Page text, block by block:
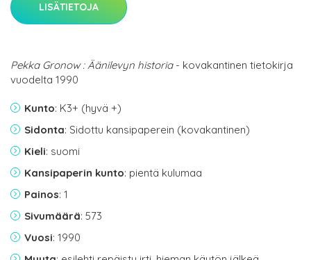
LISÄTIETOJA
Pekka Gronow : Äänilevyn historia- kovakantinen tietokirja
vuodelta 1990
Kunto: K3+ (hyvä +)
Sidonta: Sidottu kansipaperein (kovakantinen)
Kieli: suomi
Kansipaperin kunto: pientä kulumaa
Painos: 1
Sivumäärä: 573
Vuosi: 1990